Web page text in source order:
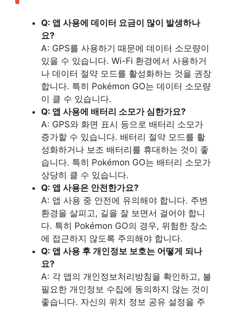
Q: 앱 사용에 데이터 요금이 많이 발생하나
요?
A: GPS를 사용하기 때문에 데이터 소모량이
있을 수 있습니다. Wi-Fi 환경에서 사용하거
나 데이터 절약 모드를 활성화하는 것을 권장
합니다. 특히 Pokémon GO는 데이터 소모량
이 클 수 있습니다.
Q: 앱 사용에 배터리 소모가 심한가요?
A: GPS와 화면 표시 등으로 배터리 소모가
증가할 수 있습니다. 배터리 절약 모드를 활
성화하거나 보조 배터리를 휴대하는 것이 좋
습니다. 특히 Pokémon GO는 배터리 소모가
상당히 클 수 있습니다.
Q: 앱 사용은 안전한가요?
A: 앱 사용 중 안전에 유의해야 합니다. 주변
환경을 살피고, 길을 잘 보면서 걸어야 합니
다. 특히 Pokémon GO의 경우, 위험한 장소
에 접근하지 않도록 주의해야 합니다.
Q: 앱 사용 후 개인정보 보호는 어떻게 되나
요?
A: 각 앱의 개인정보처리방침을 확인하고, 불
필요한 개인정보 수집에 동의하지 않는 것이
좋습니다. 자신의 위치 정보 공유 설정을 주